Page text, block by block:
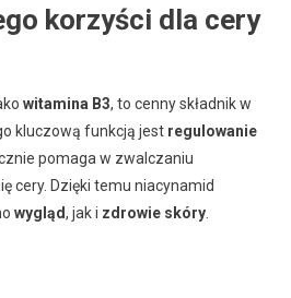
korzyści dla cery
witamina B3, to cenny składnik w
kluczową funkcją jest regulowanie
pomaga w zwalczaniu
cery. Dzięki temu niacynamid
wygląd, jak i zdrowie skóry.